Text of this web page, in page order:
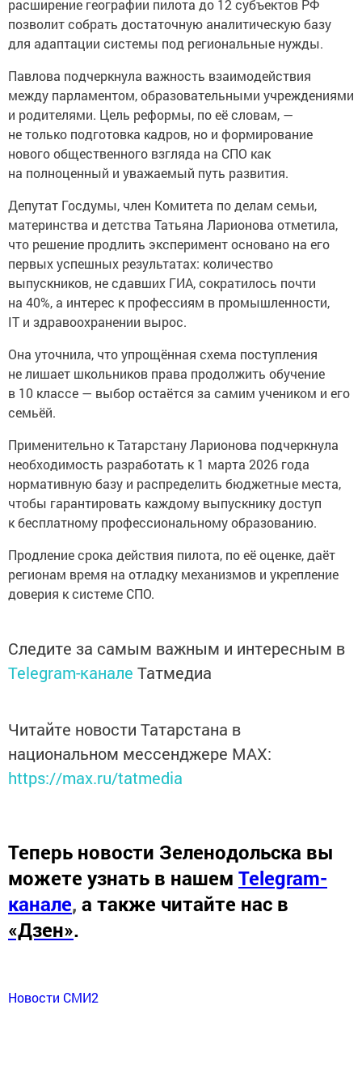
расширение географии пилота до 12 субъектов РФ
позволит собрать достаточную аналитическую базу
для адаптации системы под региональные нужды.
Павлова подчеркнула важность взаимодействия
между парламентом, образовательными учреждениями
и родителями. Цель реформы, по её словам, —
не только подготовка кадров, но и формирование
нового общественного взгляда на СПО как
на полноценный и уважаемый путь развития.
Депутат Госдумы, член Комитета по делам семьи,
материнства и детства Татьяна Ларионова отметила,
что решение продлить эксперимент основано на его
первых успешных результатах: количество
выпускников, не сдавших ГИА, сократилось почти
на 40%, а интерес к профессиям в промышленности,
IT и здравоохранении вырос.
Она уточнила, что упрощённая схема поступления
не лишает школьников права продолжить обучение
в 10 классе — выбор остаётся за самим учеником и его
семьёй.
Применительно к Татарстану Ларионова подчеркнула
необходимость разработать к 1 марта 2026 года
нормативную базу и распределить бюджетные места,
чтобы гарантировать каждому выпускнику доступ
к бесплатному профессиональному образованию.
Продление срока действия пилота, по её оценке, даёт
регионам время на отладку механизмов и укрепление
доверия к системе СПО.
Следите за самым важным и интересным в
Telegram-канале Татмедиа
Читайте новости Татарстана в
национальном мессенджере MАХ:
https://max.ru/tatmedia
Теперь новости Зеленодольска вы
можете узнать в нашем Telegram-
канале, а также читайте нас в
«Дзен».
Новости СМИ2